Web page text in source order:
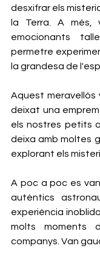
desxifrar els
la Terra. A més,
emocionants
permetre
la grandesa de
Aquest meravellós
deixat una
els nostres petits
deixa amb moltes
explorant els
A poc a poc es
autèntics
experiència
molts moments
companys. Van